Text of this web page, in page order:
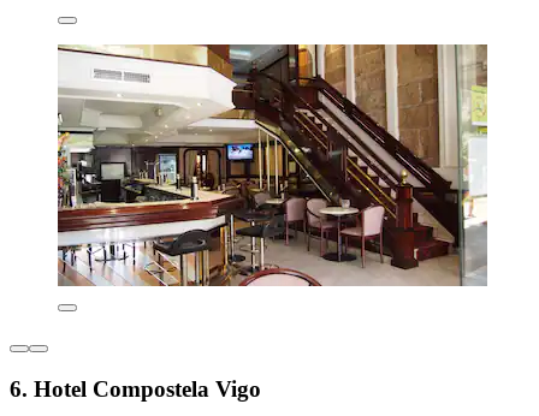
6. Hotel Compostela Vigo